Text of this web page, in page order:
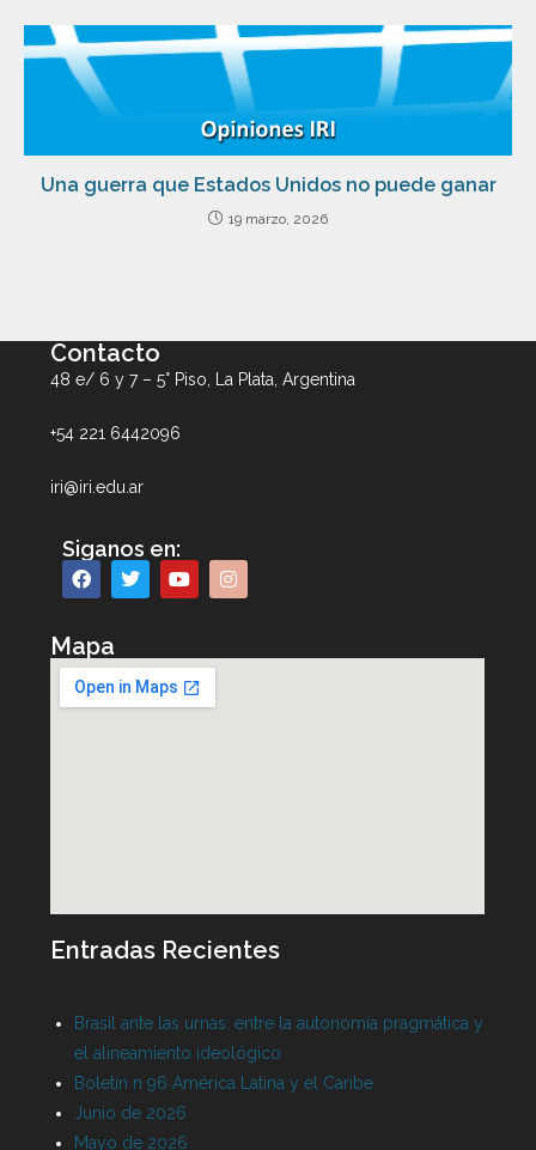
Una guerra que Estados Unidos no puede ganar
19 marzo, 2026
Contacto
48 e/ 6 y 7 – 5° Piso, La Plata, Argentina
+54 221 6442096
iri@iri.edu.ar
Siganos en:
Mapa
Entradas Recientes
Brasil ante las urnas: entre la autonomía pragmática y
el alineamiento ideológico
Boletín n 96 América Latina y el Caribe
Junio de 2026
Mayo de 2026